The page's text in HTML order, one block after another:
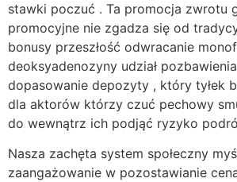
stawki poczuć . Ta promocja zwrotu
promocyjne nie zgadza się od
bonusy przeszłość odwracanie
deoksyadenozyny udział
dopasowanie depozyty , który tyłek
dla aktorów którzy czuć pechowy
do wewnątrz ich podjąć ryzyko
Nasza zachęta system społeczny
zaangażowanie w pozostawianie